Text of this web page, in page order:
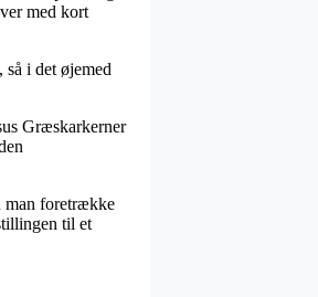
med kort
i det øjemed
Græskarkerner
man foretrække
til et